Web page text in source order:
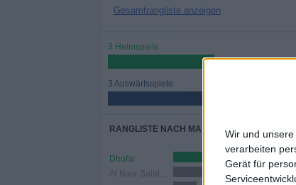
Wir und
verarbeiten
Gerät für
Gesamtrangliste anzeigen
3 Heimspiele
50%
3 Auswärtsspiele
RANGLISTE NACH MANNSCHAFTEN
Dhofar
2 (33,33%)
2 (33,33%)